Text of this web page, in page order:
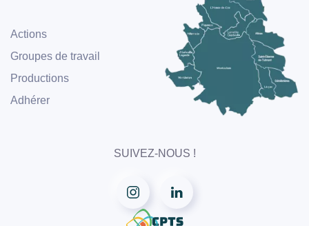
Actions
Groupes de travail
Productions
Adhérer
SUIVEZ-NOUS !